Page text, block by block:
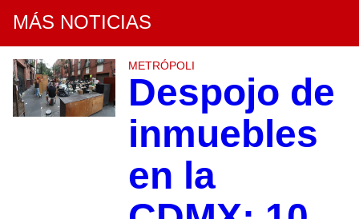
MÁS NOTICIAS
METRÓPOLI
Despojo de
inmuebles
en la